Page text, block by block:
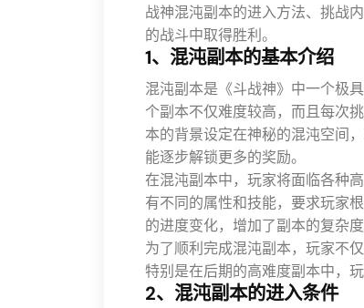
战神混沌副本的进入方法、挑战
的战斗中取得胜利。
1、混沌副本的基本介绍
混沌副本是《斗战神》中一个极
个副本不仅难度较高，而且每次
本的背景设定在神秘的混沌空间
能逐步解锁更多的奖励。
在混沌副本中，玩家将面临各种
有不同的属性和技能，要求玩家
的进度变化，增加了副本的复杂度
为了顺利完成混沌副本，玩家不
特别是在后期的高难度副本中，
2、混沌副本的进入条件